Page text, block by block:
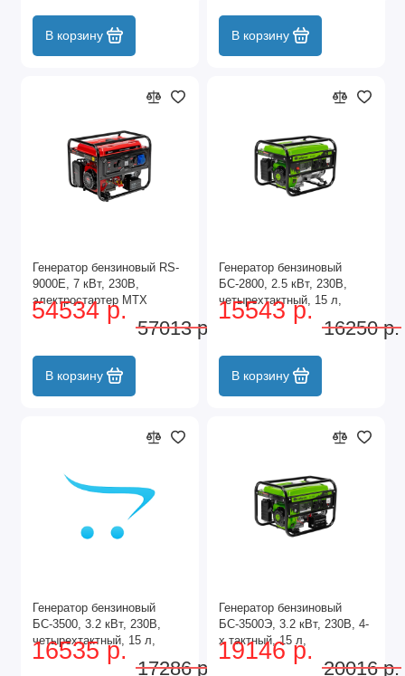
В корзину В корзину
Генератор бензиновый RS-
9000E, 7 кВт, 230В,
электростартер MTX
54534 р.
57013 р.
В корзину
Генератор бензиновый
БС-2800, 2.5 кВт, 230В,
четырехтактный, 15 л,
ручной стартер Сибртех
15543 р.
16250 р.
В корзину
Генератор бензиновый
БС-3500, 3.2 кВт, 230В,
четырехтактный, 15 л,
ручной стартер Сибртех
16535 р.
17286 р.
Генератор бензиновый
БС-3500Э, 3.2 кВт, 230В, 4-
х тактный, 15 л,
электростартер Сибртех
19146 р.
20016 р.